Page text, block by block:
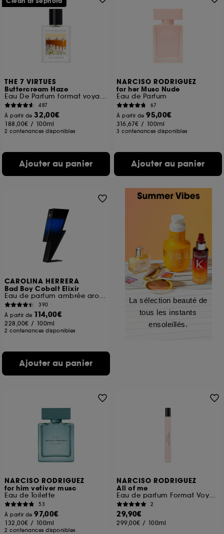
THE 7 VIRTUES
Buttercream Haze
Eau De Parfum format voyage
487
À partir de32,00€
188,00€ / 100ml
2 contenances disponibles
Ajouter au panier
NARCISO RODRIGUEZ
for her Musc Nude
Eau de Parfum
67
À partir de95,00€
316,67€ / 100ml
3 contenances disponibles
Ajouter au panier
CAROLINA HERRERA
Bad Boy Cobalt Elixir
Eau de parfum ambrée aromatique
390
À partir de 114,00€
228,00€ / 100ml
2 contenances disponibles
Ajouter au panier
La sélection beauté de
tous les instants
ensoleillés.
NARCISO RODRIGUEZ
for him vetiver musc
Eau de Toilette
53
À partir de97,00€
132,00€ / 100ml
2 contenances disponibles
NARCISO RODRIGUEZ
All of me
Eau de parfum Format Voyage
2
29,90€
299,00€ / 100ml